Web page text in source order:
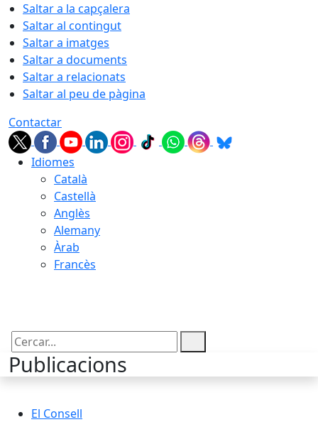
Saltar a la capçalera
Saltar al contingut
Saltar a imatges
Saltar a documents
Saltar a relacionats
Saltar al peu de pàgina
Contactar
Idiomes
Català
Castellà
Anglès
Alemany
Àrab
Francès
Cercar:
Publicacions
El Consell